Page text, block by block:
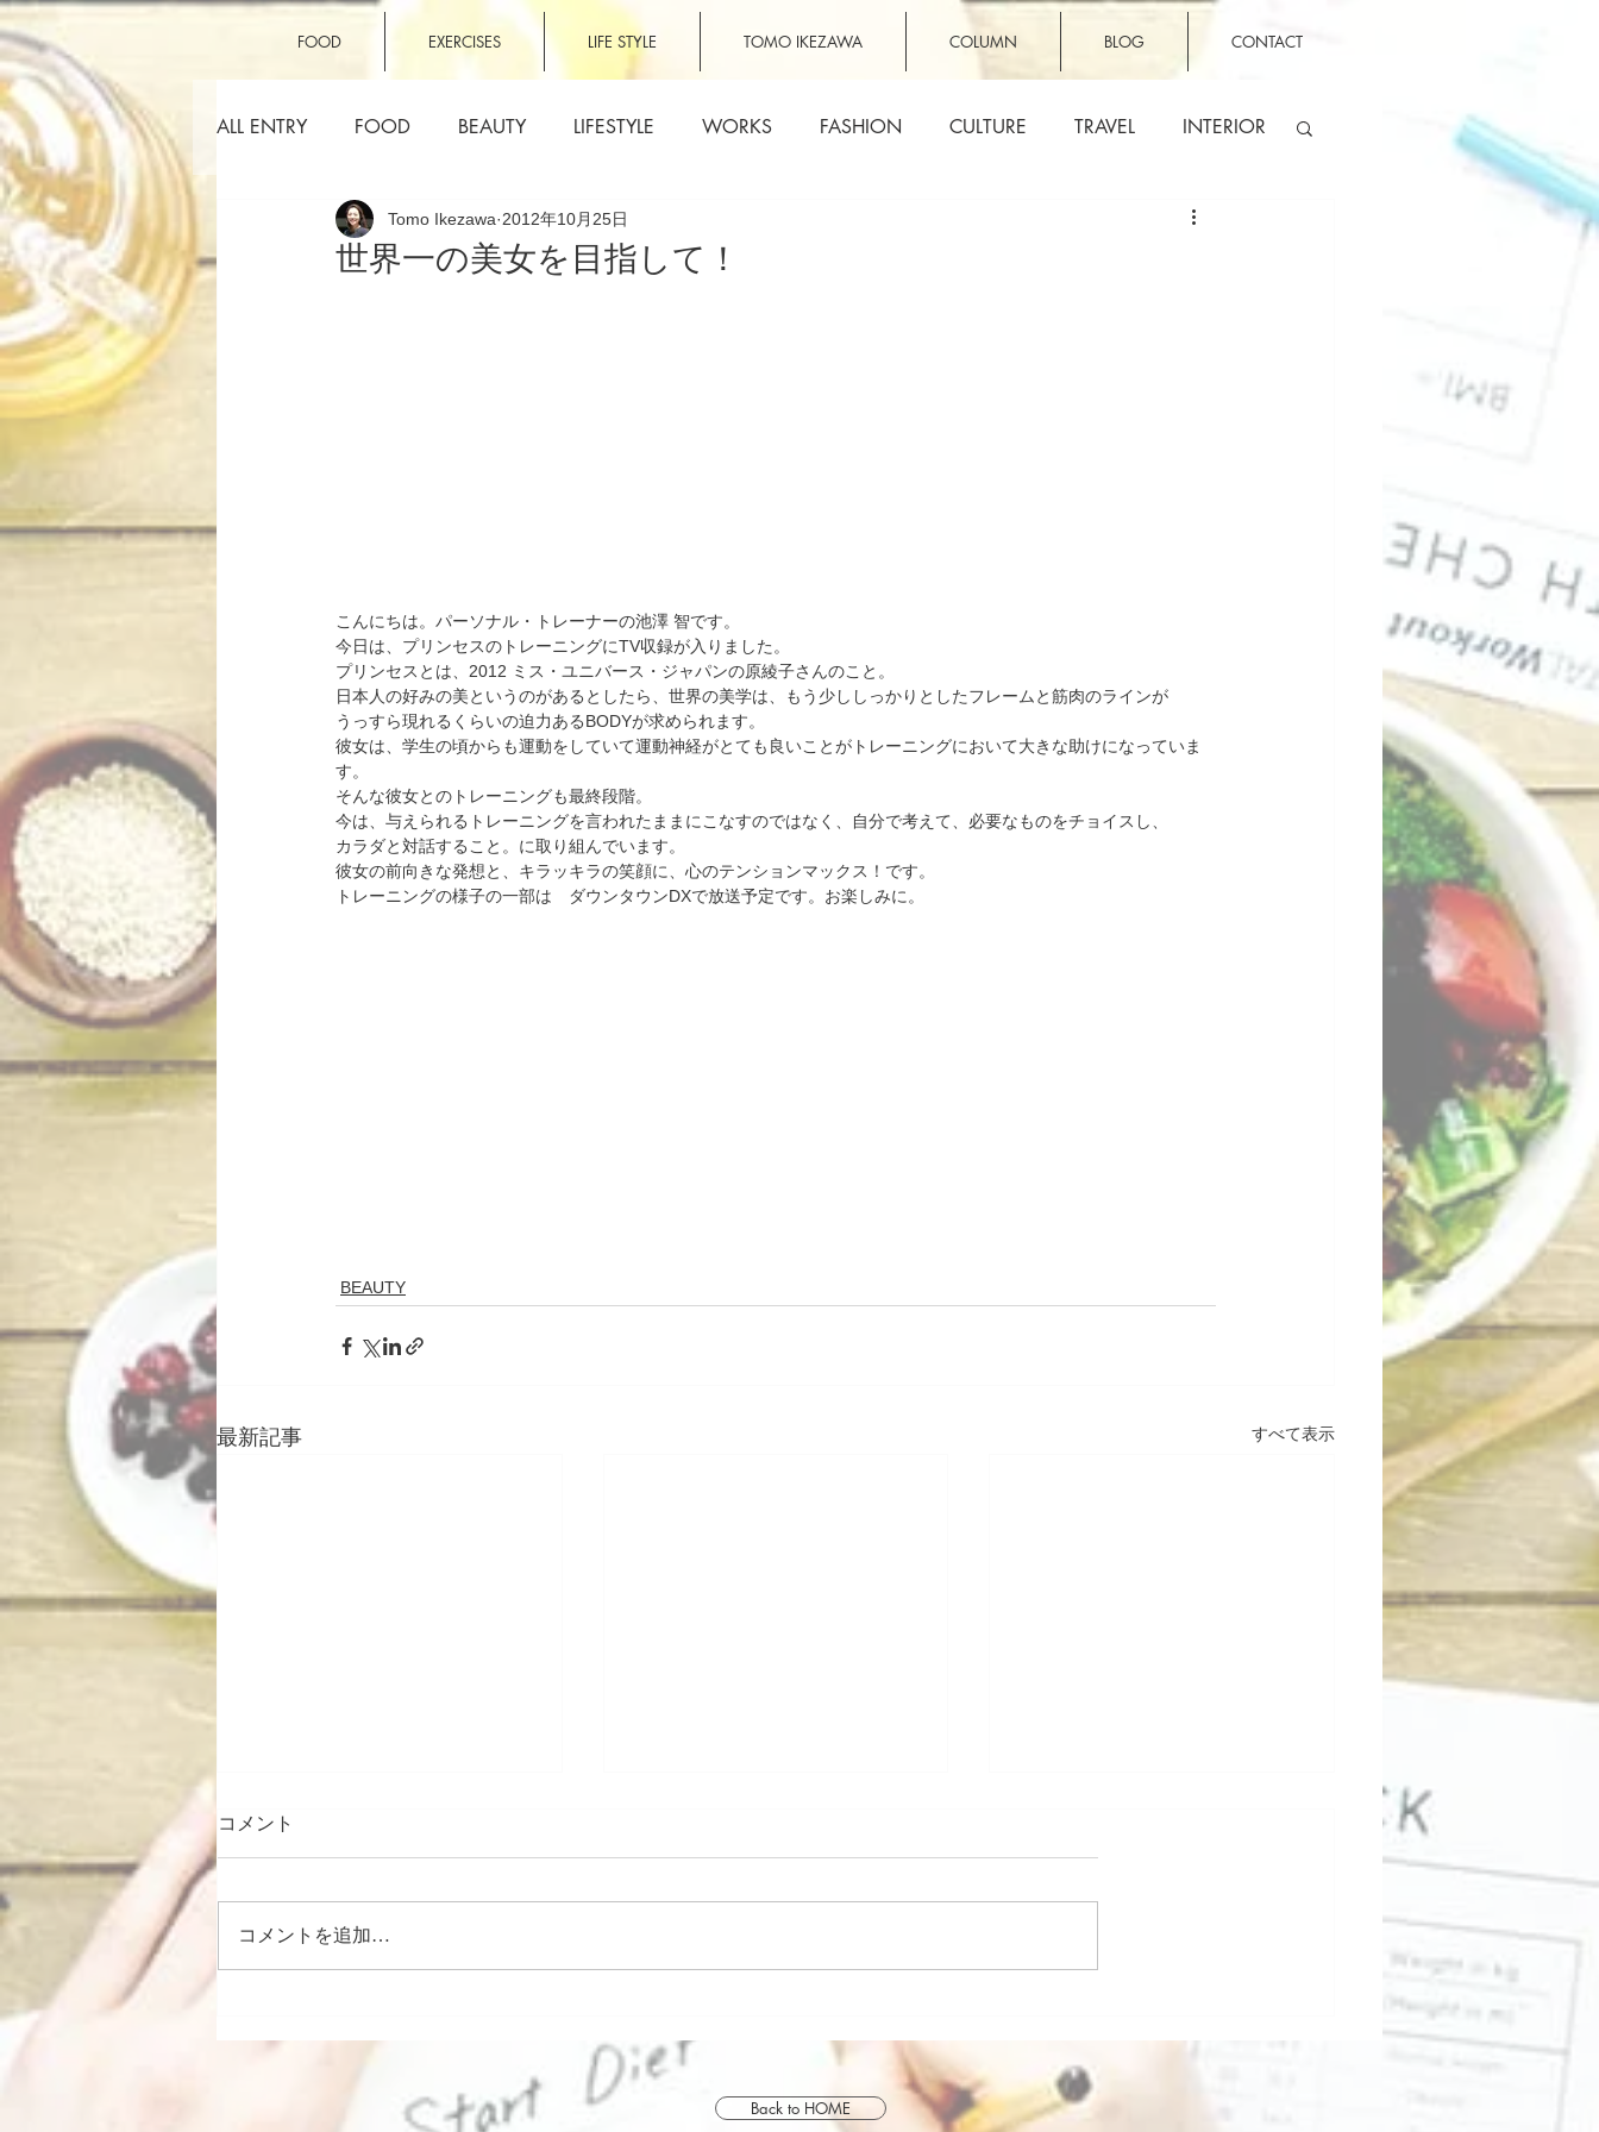
FOOD EXERCISES LIFE STYLE TOMO IKEZAWA COLUMN BLOG CONTACT
ALL ENTRY FOOD BEAUTY LIFESTYLE WORKS FASHION CULTURE TRAVEL INTERIOR
世界一の美女を目指して！
Tomo Ikezawa 2012年10月25日
こんにちは。パーソナル・トレーナーの池澤 智です。
今日は、プリンセスのトレーニングにTV収録が入りました。
プリンセスとは、2012 ミス・ユニバース・ジャパンの原綾子さんのこと。
日本人の好みの美というのがあるとしたら、世界の美学は、もう少ししっかりとしたフレームと筋肉のラインが
うっすら現れるくらいの迫力あるBODYが求められます。
彼女は、学生の頃からも運動をしていて運動神経がとても良いことがトレーニングにおいて大きな助けになっていま
す。
そんな彼女とのトレーニングも最終段階。
今は、与えられるトレーニングを言われたままにこなすのではなく、自分で考えて、必要なものをチョイスし、
カラダと対話すること。に取り組んでいます。
彼女の前向きな発想と、キラッキラの笑顔に、心のテンションマックス！です。
トレーニングの様子の一部は　ダウンタウンDXで放送予定です。お楽しみに。
BEAUTY
最新記事 すべて表示
コメント
コメントを追加…
Back to HOME